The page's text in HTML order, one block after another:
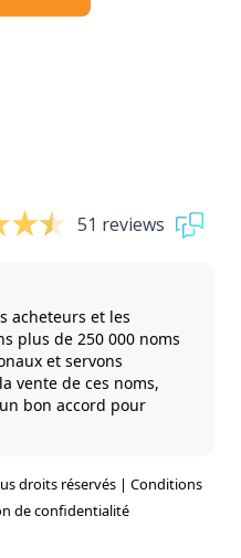
51 reviews
acheteurs et les
plus de 250 000 noms
et servons
vente de ces noms,
bon accord pour
droits réservés | Conditions
de confidentialité